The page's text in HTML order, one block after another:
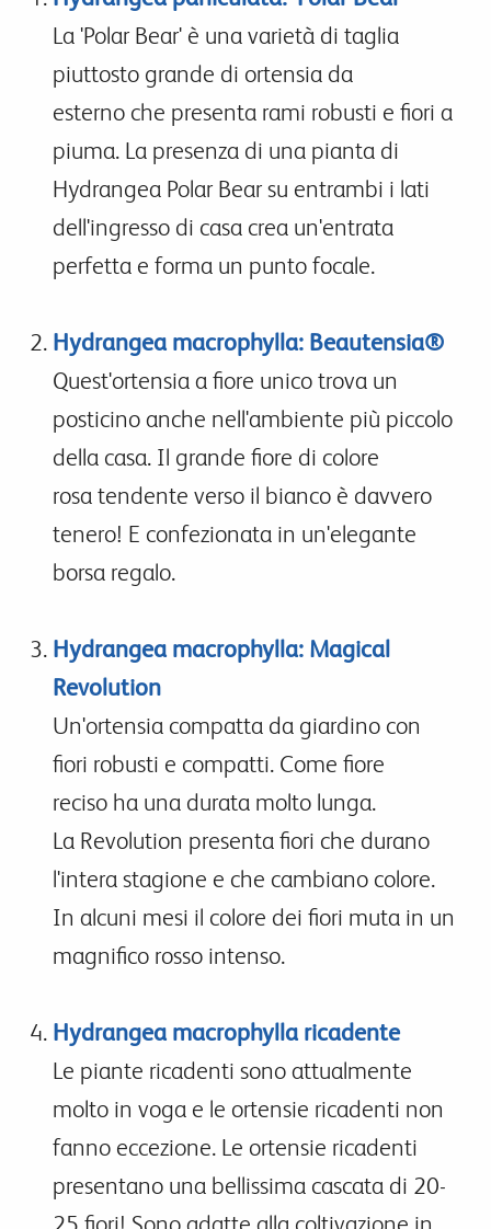
La 'Polar Bear' è una varietà di taglia
piuttosto grande di ortensia da
esterno che presenta rami robusti e fiori a
piuma. La presenza di una pianta di
Hydrangea Polar Bear su entrambi i lati
dell'ingresso di casa crea un'entrata
perfetta e forma un punto focale.
Hydrangea macrophylla: Beautensia®
Quest'ortensia a fiore unico trova un
posticino anche nell'ambiente più piccolo
della casa. Il grande fiore di colore
rosa tendente verso il bianco è davvero
tenero! E confezionata in un'elegante
borsa regalo.
Hydrangea macrophylla: Magical
Revolution
Un'ortensia compatta da giardino con
fiori robusti e compatti. Come fiore
reciso ha una durata molto lunga.
La Revolution presenta fiori che durano
l'intera stagione e che cambiano colore.
In alcuni mesi il colore dei fiori muta in un
magnifico rosso intenso.
Hydrangea macrophylla ricadente
Le piante ricadenti sono attualmente
molto in voga e le ortensie ricadenti non
fanno eccezione. Le ortensie ricadenti
presentano una bellissima cascata di 20-